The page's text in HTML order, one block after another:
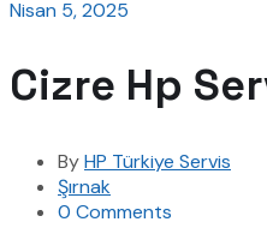
Nisan 5, 2025
Cizre Hp
ByHP Türkiye Servis
Şırnak
0 Comments